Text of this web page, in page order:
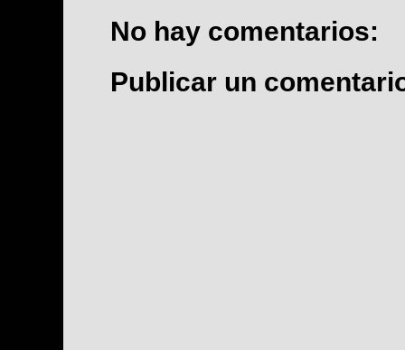
No hay comentarios:
Publicar un